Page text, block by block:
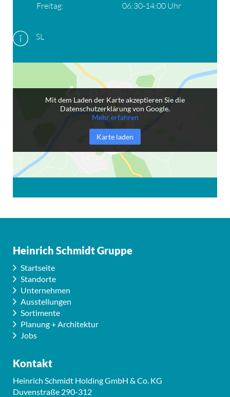
Freitag:
06:30-14:00 Uhr
SL
Mit dem Laden der Karte akzeptieren Sie die
Datenschutzerklärung von Google.
Mehr erfahren
Karte laden
Heinrich Schmidt Gruppe
Startseite
Standorte
Unternehmen
Ausstellungen
Sortimente
Planung + Architektur
Jobs
Kontakt
Heinrich Schmidt Holding GmbH & Co. KG
Duvenstraße 290-312